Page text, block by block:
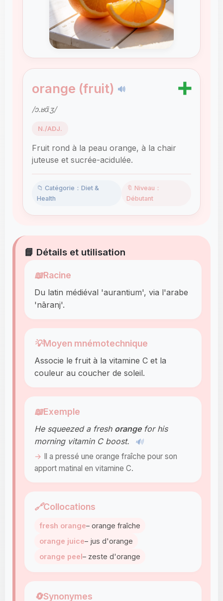
orange (fruit) 🔊 ➕
/ɔ.ʁɑ̃ʒ/
N./ADJ.
Fruit rond à la peau orange, à la chair
juteuse et sucrée-acidulée.
📁 Catégorie：Diet &
Health
🔖 Niveau：
Débutant
📘 Détails et utilisation
📖Racine
Du latin médiéval 'aurantium', via l'arabe
'nāranj'.
💡Moyen mnémotechnique
Associe le fruit à la vitamine C et la
couleur au coucher de soleil.
📖Exemple
He squeezed a fresh orangefor his
morning vitamin C boost.
🔊
Il a pressé une orange fraîche pour son
apport matinal en vitamine C.
🔗Collocations
fresh orange– orange fraîche
orange juice– jus d'orange
orange peel– zeste d'orange
🔄Synonymes